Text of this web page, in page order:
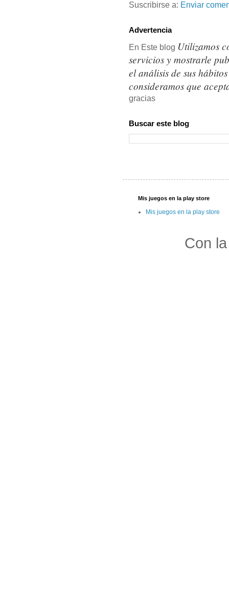
Suscribirse a: Enviar
Advertencia
En Este blog Utilizamos
servicios y mostrarle
el análisis de sus
consideramos que
gracias
Buscar este blog
Mis juegos en la play store
Mis juegos en la play store
Con